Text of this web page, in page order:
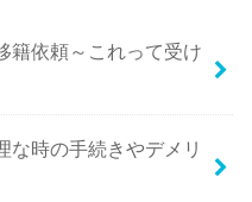
籍依頼～これって受け
な時の手続きやデメリ